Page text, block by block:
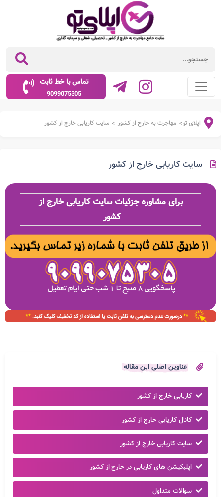
تماس با خط ثابت
9099075305
اپلای تو> مهاجرت به خارج از کشور > سایت کاریابی خارج از کشور
سایت کاریابی خارج از کشور
برای مشاوره جزئیات سایت کاریابی خارج از
کشور
عناوین اصلی این مقاله
کاریابی خارج از کشور
کانال کاریابی خارج از کشور
سایت کاریابی خارج از کشور
اپلیکیشن های کاریابی در خارج از کشور
سوالات متداول